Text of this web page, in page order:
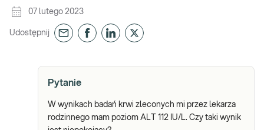
07 lutego 2023
Udostępnij
Pytanie
W wynikach badań krwi zleconych mi przez lekarza
rodzinnego mam poziom ALT 112 IU/L. Czy taki wynik